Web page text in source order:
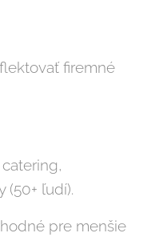
firemné
(50+ ľudí).
pre menšie